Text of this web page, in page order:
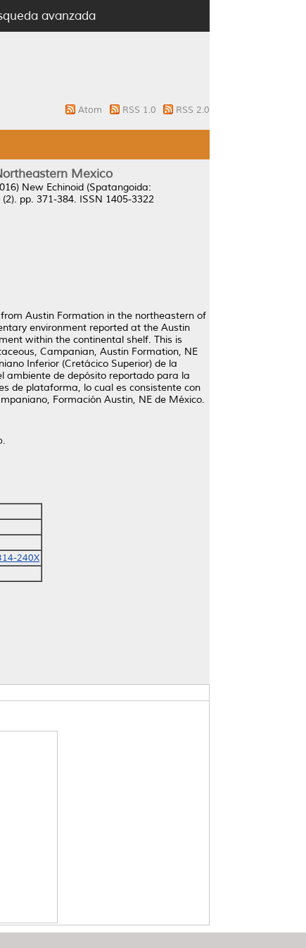
avanzada
Atom RSS 1.0 RSS 2.0
Mexico
New Echinoid (Spatangoida:
pp. 371-384. ISSN 1405-3322
Austin Formation in the northeastern of
environment reported at the Austin
within the continental shelf. This is
Campanian, Austin Formation, NE
Inferior (Cretácico Superior) de la
ambiente de depósito reportado para la
de plataforma, lo cual es consistente con
Formación Austin, NE de México.
240X